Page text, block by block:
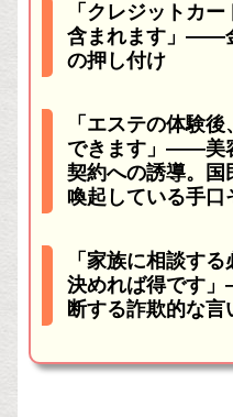
「クレジットカ
含まれます」——
の押し付け
「エステの体験
できます」——美
契約への誘導。国
喚起している手口
「家族に相談す
決めれば得です
断する詐欺的な言